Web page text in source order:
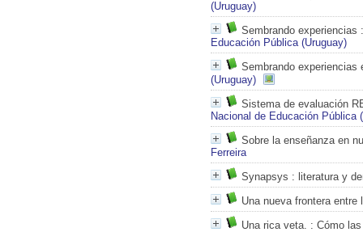
(Uruguay)
Sembrando experiencias
Educación Pública (Uruguay)
Sembrando experiencias
(Uruguay)
Sistema de evaluación
Nacional de Educación Pública
Sobre la enseñanza en
Ferreira
Synapsys : literatura y
Una nueva frontera
Una rica veta. : Cómo